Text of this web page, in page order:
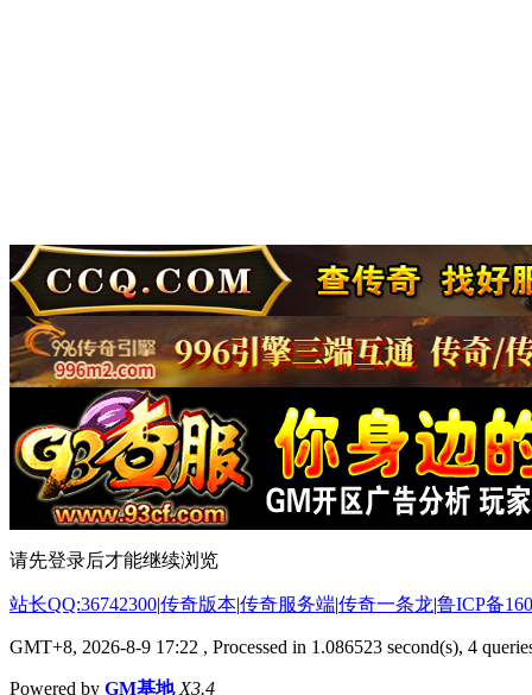
请先登录后才能继续浏览
站长QQ:36742300|传奇版本|传奇服务端|传奇一条龙|鲁ICP备
GMT+8, 2026-8-9 17:22 , Processed in 1.086523 second(s), 4
Powered by GM基地 X3.4